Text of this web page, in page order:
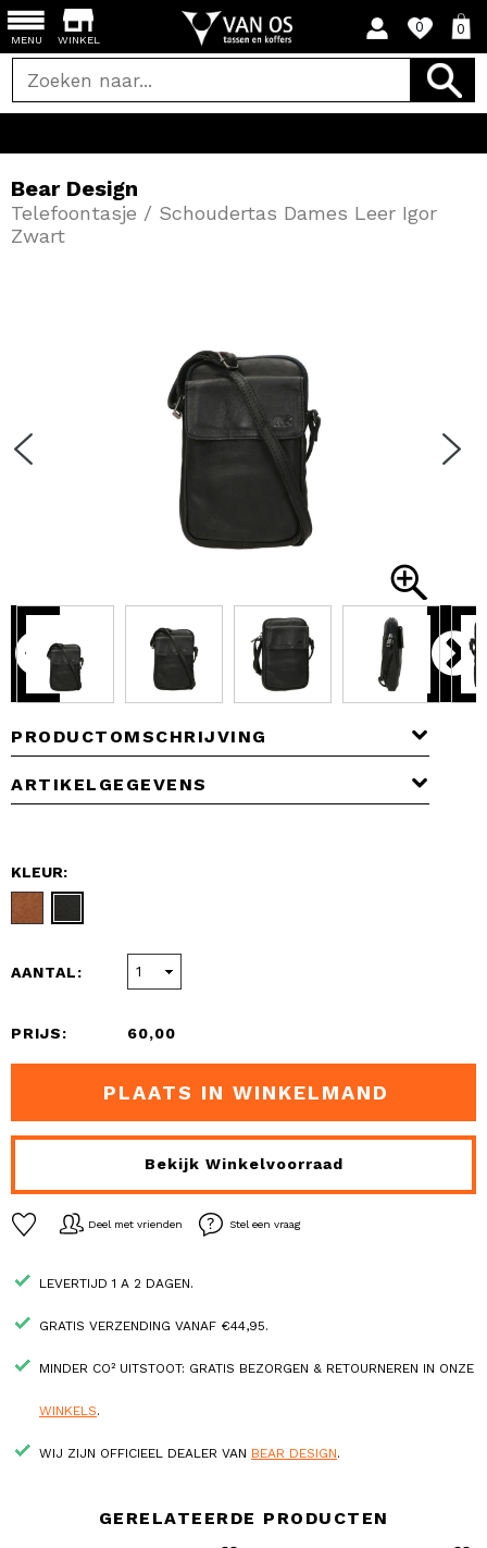
WINKEL
0 0
MENU
PRODUCTOMSCHRIJVING
ARTIKELGEGEVENS
Bear Design
Telefoontasje / Schoudertas Dames Leer Igor
Zwart
KLEUR:
AANTAL:
PRIJS: 60,00
PLAATS IN WINKELMAND
Bekijk Winkelvoorraad
Deel met vrienden Stel een vraag
LEVERTIJD 1 A 2 DAGEN.
GRATIS VERZENDING VANAF €44,95.
MINDER CO² UITSTOOT: GRATIS BEZORGEN & RETOURNEREN IN ONZE
WINKELS.
WIJ ZIJN OFFICIEEL DEALER VAN BEAR DESIGN.
GERELATEERDE PRODUCTEN